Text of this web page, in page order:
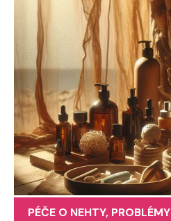
PÉČE O NEHTY,